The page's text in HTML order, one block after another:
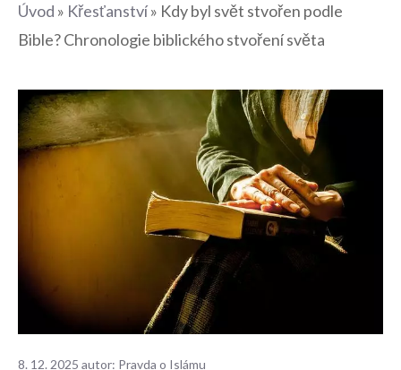
Úvod » Křesťanství» Kdy byl svět stvořen podle
Bible? Chronologie biblického stvoření světa
8. 12. 2025 autor: Pravda o Islámu